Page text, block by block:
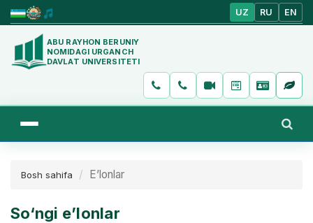
UZ RU EN
ABU RAYHON BERUNIY
NOMIDAGI URGANCH
DAVLAT UNIVERSITETI
Bosh sahifa E’lonlar
So‘ngi e’lonlar